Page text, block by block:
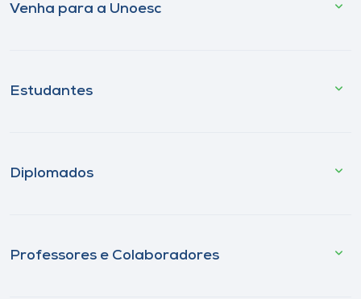
Venha para a Unoesc
Estudantes
Diplomados
Professores e Colaboradores